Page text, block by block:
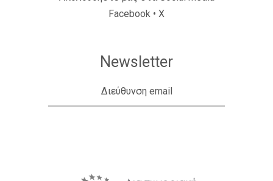
Facebook • X
Newsletter
Διεύθυνση email